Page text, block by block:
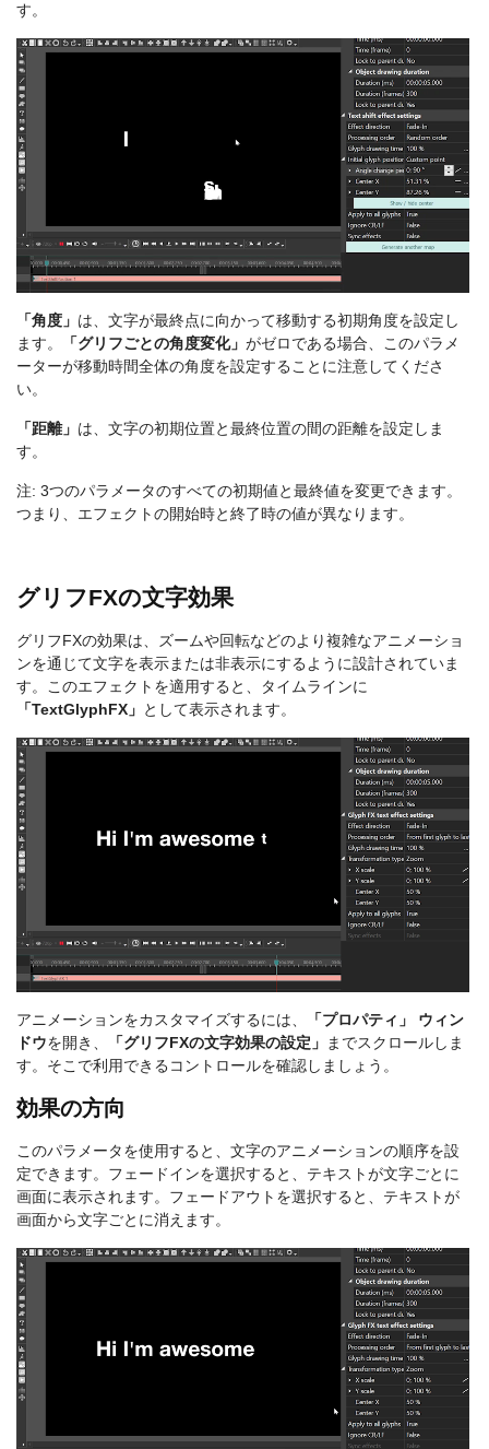
す。
「角度」 は、文字が最終点に向かって移動する初期角度を設定し
ます。
「グリフごとの角度変化」 がゼロである場合、このパラメ
ーターが移動時間全体の角度を設定することに注意してくださ
い。
「距離」 は、文字の初期位置と最終位置の間の距離を設定しま
す。
注: 3つのパラメータのすべての初期値と最終値を変更できます。
つまり、エフェクトの開始時と終了時の値が異なります。
グリフFXの文字効果
グリフFXの効果は、ズームや回転などのより複雑なアニメーショ
ンを通じて文字を表示または非表示にするように設計されていま
す。このエフェクトを適用すると、タイムラインに
「TextGlyphFX」 として表示されます。
アニメーションをカスタマイズするには、
「プロパティ」 ウィン
ドウを開き、 「グリフFXの文字効果の設定」 までスクロールしま
す。そこで利用できるコントロールを確認しましょう。
効果の方向
このパラメータを使用すると、文字のアニメーションの順序を設
定できます。フェードインを選択すると、テキストが文字ごとに
画面に表示されます。フェードアウトを選択すると、テキストが
画面から文字ごとに消えます。